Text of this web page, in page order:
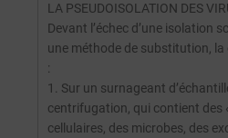
LA PSEUDOISOLATION DES
Devant l’échec d’une isolation
une méthode de substitution,
:
1. Sur un surnageant
centrifugation, qui contient des
cellulaires, des microbes, des